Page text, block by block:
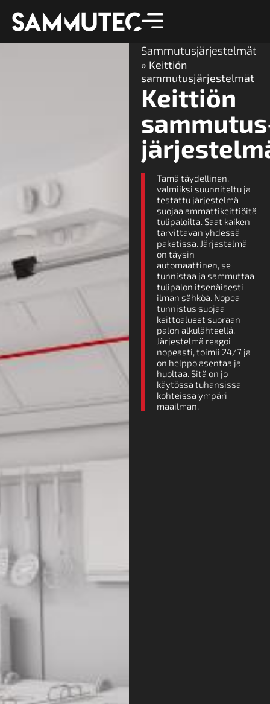
Sammutusjärjestelmät
» Keittiön
sammutusjärjestelmät
Keittiön
Tämä täydellinen,
valmiiksi suunniteltu ja
testattu järjestelmä
suojaa ammattikeittiöitä
tulipaloilta. Saat kaiken
tarvittavan yhdessä
paketissa. Järjestelmä
on täysin
automaattinen, se
tunnistaa ja sammuttaa
tulipalon itsenäisesti
ilman sähköä. Nopea
tunnistus suojaa
keittoalueet suoraan
palon alkulähteellä.
Järjestelmä reagoi
nopeasti, toimii 24/7 ja
on helppo asentaa ja
huoltaa. Sitä on jo
käytössä tuhansissa
kohteissa ympäri
maailman.